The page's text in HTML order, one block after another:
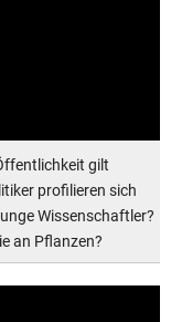
gilt
profilieren sich
Wissenschaftler?
an Pflanzen?